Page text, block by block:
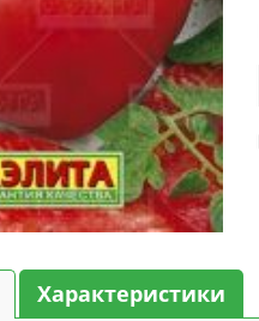
Характеристики